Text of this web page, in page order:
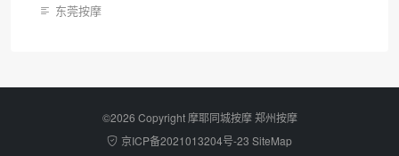
东莞按摩
©2026 Copyright 摩耶同城按摩郑州按摩
京ICP备2021013204号-23 SiteMap